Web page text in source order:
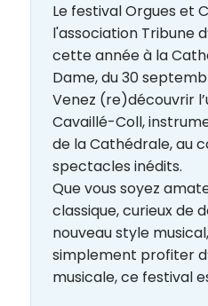
Le festival Orgues et
l'association Tribune
cette année à la
Dame, du 30
Venez (re)découvrir
Cavaillé-Coll,
de la Cathédrale, au
spectacles inédits.
Que vous soyez
classique, curieux de
nouveau style
simplement profiter
musicale, ce festival